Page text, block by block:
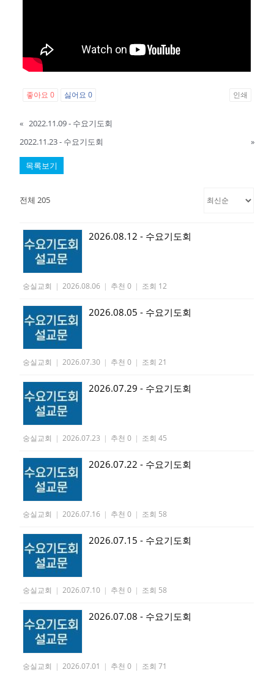
좋아요0 싫어요0 인쇄
« 2022.11.09 - 수요기도회
2022.11.23 - 수요기도회
»
목록보기
전체 205
2026.08.12 - 수요기도회
숭실교회 | 2026.08.06 | 추천 0 | 조회 12
2026.08.05 - 수요기도회
숭실교회 | 2026.07.30 | 추천 0 | 조회 21
2026.07.29 - 수요기도회
숭실교회 | 2026.07.23 | 추천 0 | 조회 45
2026.07.22 - 수요기도회
숭실교회 | 2026.07.16 | 추천 0 | 조회 58
2026.07.15 - 수요기도회
숭실교회 | 2026.07.10 | 추천 0 | 조회 58
2026.07.08 - 수요기도회
숭실교회 | 2026.07.01 | 추천 0 | 조회 71